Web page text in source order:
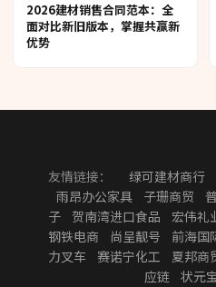
2026建材销售合同范本：全
面对比新旧版本，掌握共赢新
优势
友情链接： 绿可建材商行
雨昂办公家具
子珊商贸
子
贺南湾进口食品 宏伟礼
钢铁电商
尚呈靓号 前海国
力叉车
赛诺宁化工 夏邦商
应链 状元